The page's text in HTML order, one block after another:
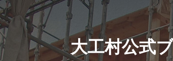
大工村公式